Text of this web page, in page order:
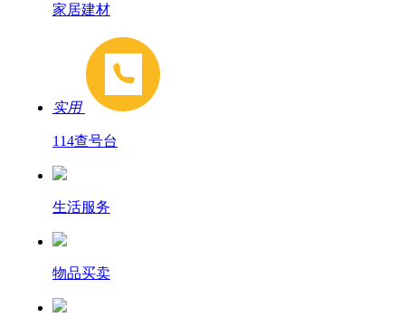
家居建材
实用
114查号台
生活服务
物品买卖